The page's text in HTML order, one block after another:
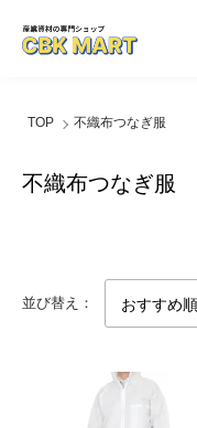
TOP 不織布つなぎ服
不織布つなぎ服
並び替え：